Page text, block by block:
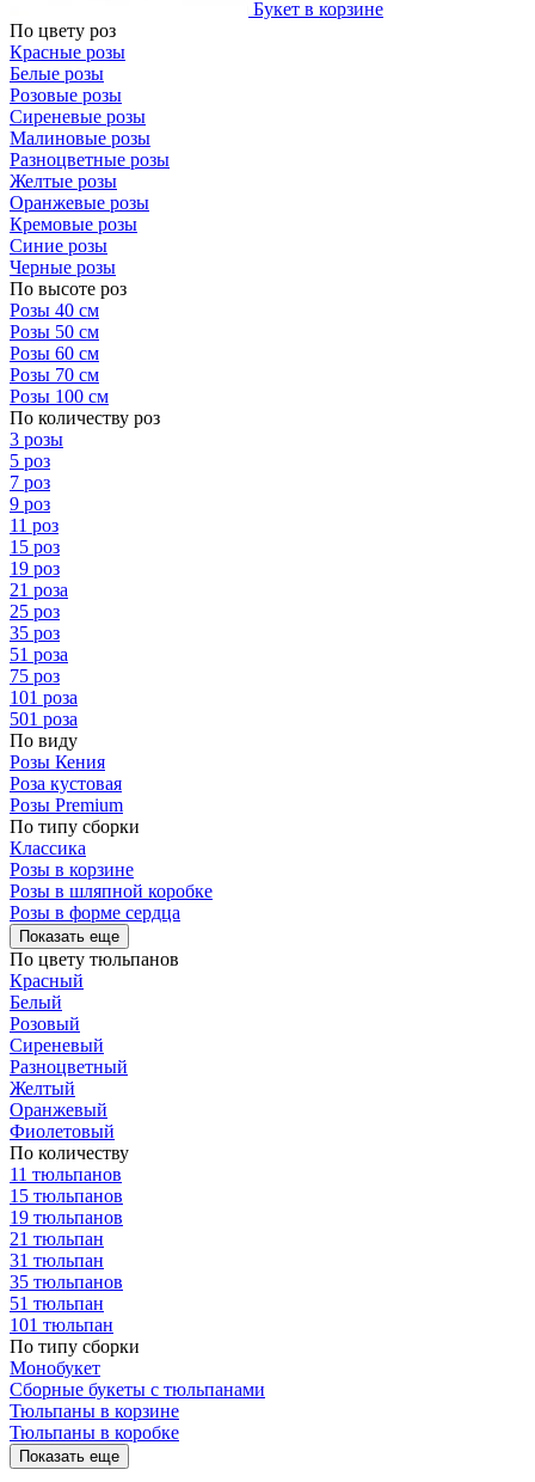
Букет в корзине
По цвету роз
Красные розы
Белые розы
Розовые розы
Сиреневые розы
Малиновые розы
Разноцветные розы
Желтые розы
Оранжевые розы
Кремовые розы
Синие розы
Черные розы
По высоте роз
Розы 40 см
Розы 50 см
Розы 60 см
Розы 70 см
Розы 100 см
По количеству роз
3 розы
5 роз
7 роз
9 роз
11 роз
15 роз
19 роз
21 роза
25 роз
35 роз
51 роза
75 роз
101 роза
501 роза
По виду
Розы Кения
Роза кустовая
Розы Premium
По типу сборки
Классика
Розы в корзине
Розы в шляпной коробке
Розы в форме сердца
Показать еще
По цвету тюльпанов
Красный
Белый
Розовый
Сиреневый
Разноцветный
Желтый
Оранжевый
Фиолетовый
По количеству
11 тюльпанов
15 тюльпанов
19 тюльпанов
21 тюльпан
31 тюльпан
35 тюльпанов
51 тюльпан
101 тюльпан
По типу сборки
Монобукет
Сборные букеты с тюльпанами
Тюльпаны в корзине
Тюльпаны в коробке
Показать еще